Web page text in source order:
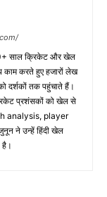
साल क्रिकेट और खेल
करते हुए हजारों लेख
दर्शकों तक पहुंचाते हैं।
प्रशंसकों को खेल से
analysis, player
ने उन्हें हिंदी खेल
है।